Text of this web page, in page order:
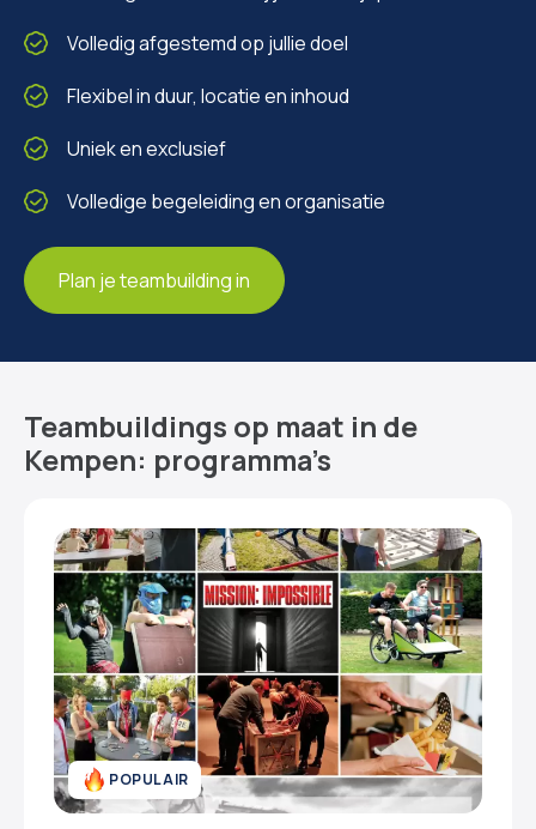
Volledig afgestemd op jullie doel
Flexibel in duur, locatie en inhoud
Uniek en exclusief
Volledige begeleiding en organisatie
Plan je teambuilding in
Teambuildings op maat in de
Kempen: programma’s
POPULAIR